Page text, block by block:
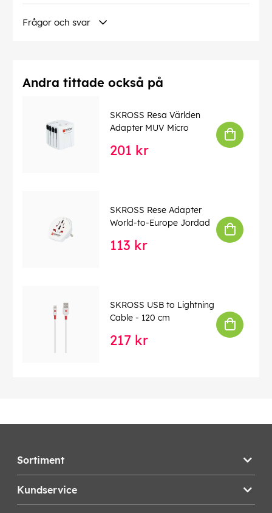
Frågor och svar
Andra tittade också på
SKROSS Resa Världen
Adapter MUV Micro
201 kr
SKROSS Rese Adapter
World-to-Europe Jordad
113 kr
SKROSS USB to Lightning
Cable - 120 cm
217 kr
Sortiment
Kundservice